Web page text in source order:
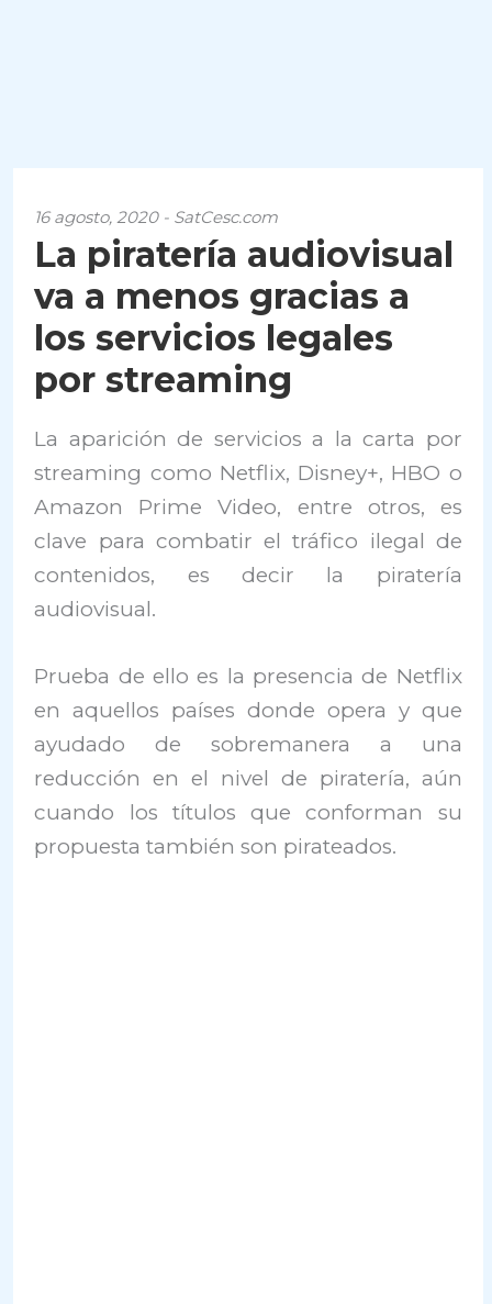
16 agosto, 2020 - SatCesc.com
La piratería audiovisual
va a menos gracias a
los servicios legales
por streaming
La aparición de servicios a la carta por
streaming como Netflix, Disney+, HBO o
Amazon Prime Video, entre otros, es
clave para combatir el tráfico ilegal de
contenidos, es decir la piratería
audiovisual.
Prueba de ello es la presencia de Netflix
en aquellos países donde opera y que
ayudado de sobremanera a una
reducción en el nivel de piratería, aún
cuando los títulos que conforman su
propuesta también son pirateados.